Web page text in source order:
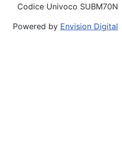
Codice Univoco SUBM70N
Powered by Envision Digital